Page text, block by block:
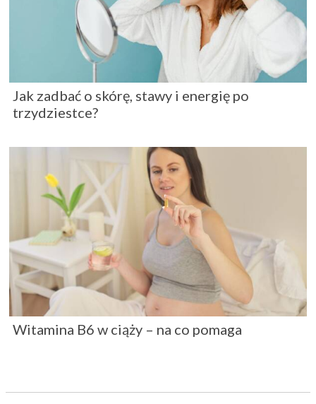
Jak zadbać o skórę, stawy i energię po
trzydziestce?
Witamina B6 w ciąży – na co pomaga